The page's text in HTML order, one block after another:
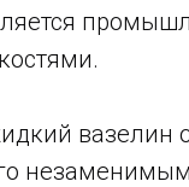
вазелин